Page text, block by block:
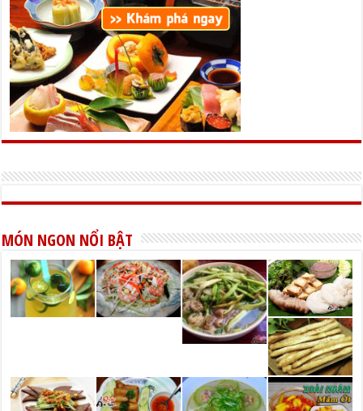
MÓN NGON NỔI BẬT